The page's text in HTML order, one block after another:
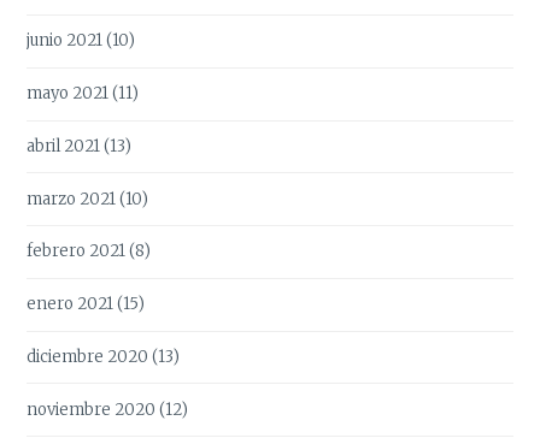
junio 2021(10)
mayo 2021(11)
abril 2021(13)
marzo 2021(10)
febrero 2021(8)
enero 2021(15)
diciembre 2020 (13)
noviembre 2020 (12)